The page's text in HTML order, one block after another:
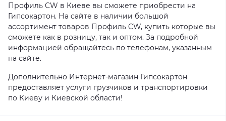
Профиль CW в Киеве вы сможете приобрести на
Гипсокартон. На сайте в наличии большой
ассортимент товаров Профиль CW, купить которые вы
сможете как в розницу, так и оптом. За подробной
информацией обращайтесь по телефонам, указанным
на сайте.
Дополнительно Интернет-магазин Гипсокартон
предоставляет услуги грузчиков и транспортировки
по Киеву и Киевской области!